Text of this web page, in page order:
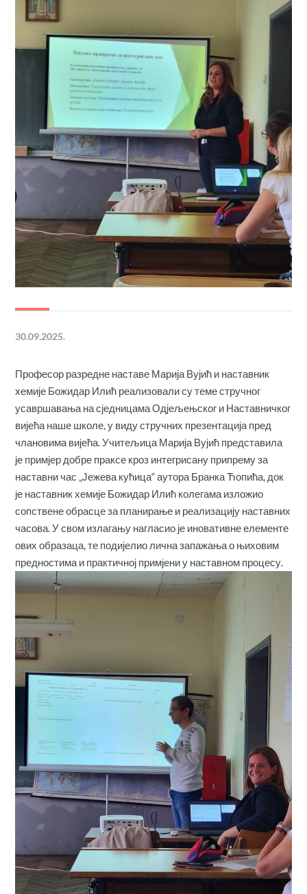
30.09.2025.
Професор разредне наставе Марија Вујић и наставник
хемије Божидар Илић реализовали су теме стручног
усавршавања на сједницама Одјељењског и Наставничког
вијећа наше школе, у виду стручних презентација пред
члановима вијећа. Учитељица Марија Вујић представила
је примјер добре праксе кроз интегрисану припрему за
наставни час „Јежева кућица“ аутора Бранка Ћопића, док
је наставник хемије Божидар Илић колегама изложио
сопствене обрасце за планирање и реализацију наставних
часова. У свом излагању нагласио је иновативне елементе
ових образаца, те подијелио лична запажања о њиховим
предностима и практичној примјени у наставном процесу.